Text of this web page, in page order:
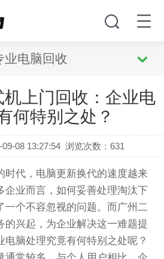
业电脑回收
机上门回收：企业电
何特别之处？
08 13:27:54 浏览次数：631
时代，电脑更新换代的速度越来
企业而言，如何妥善处理淘汰下
一个不容忽视的问题。而广州二
的兴起，为企业解决这一难题提
电脑处理究竟有何特别之处呢？